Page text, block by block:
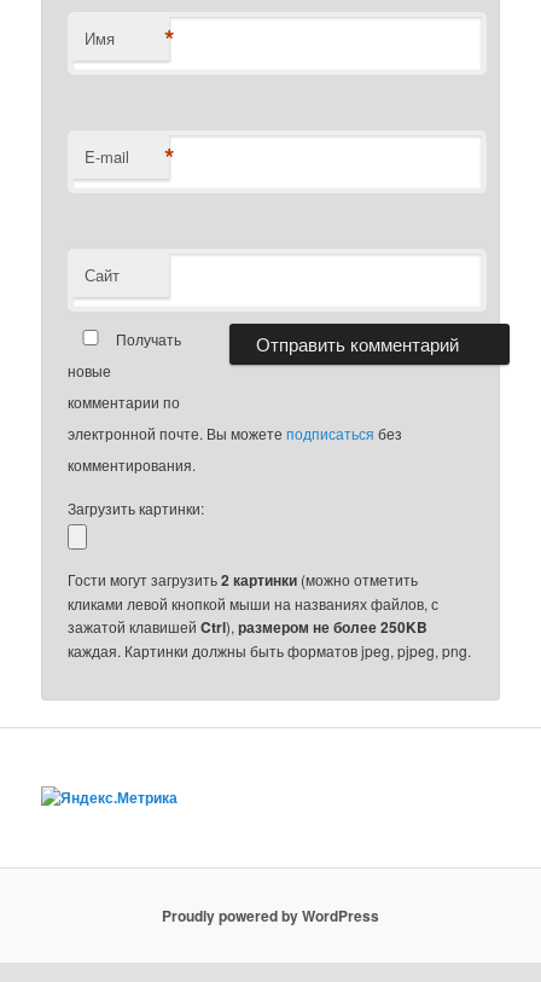
Имя *
E-mail *
Сайт
Получать
новые
комментарии по
электронной почте. Вы можетеподписаться без
комментирования.
Загрузить картинки:
Гости могут загрузить2 картинки (можно отметить
кликами левой кнопкой мыши на названиях файлов, с
зажатой клавишейCtrl),размером не более 250KB
каждая. Картинки должны быть форматов jpeg, pjpeg, png.
Proudly powered by WordPress